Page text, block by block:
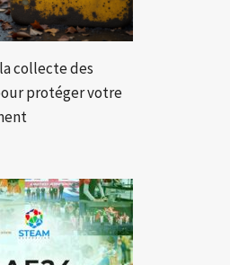
collecte des
protéger votre